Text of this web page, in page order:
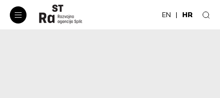
EN HR